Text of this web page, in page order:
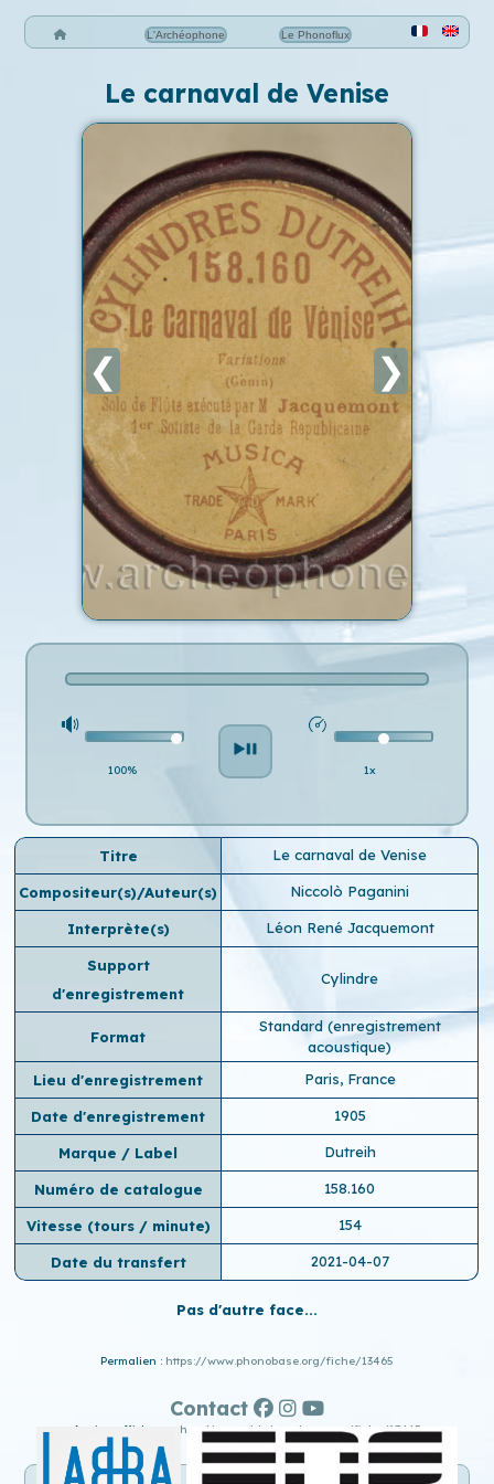
L'Archéophone Le Phonoflux
Le carnaval de Venise
❮ ❯
100% 1x
Titre Le carnaval de Venise
Compositeur(s)/Auteur(s) Niccolò Paganini
Interprète(s) Léon René Jacquemont
Support
d'enregistrement
Cylindre
Format
Standard (enregistrement
acoustique)
Lieu d'enregistrement
Paris, France
Date d'enregistrement 1905
Marque / Label Dutreih
Numéro de catalogue 158.160
Vitesse (tours / minute) 154
Date du transfert 2021-04-07
Pas d'autre face...
Permalien : https://www.phonobase.org/fiche/13465
Ancien affichage : http://www.old.phonobase.org/fiche/13465
Contact